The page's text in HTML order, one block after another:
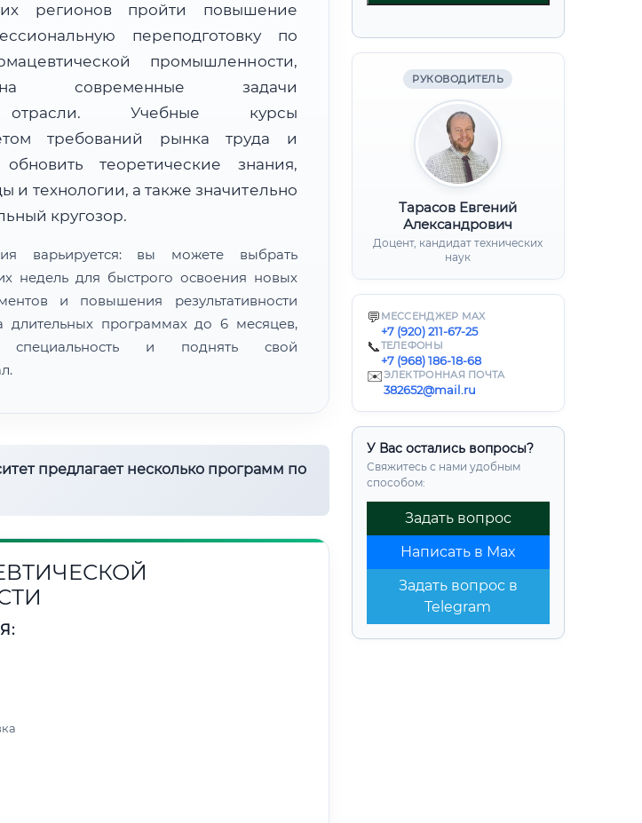
РУКОВОДИТЕЛЬ
Тарасов Евгений
Александрович
Доцент, кандидат технических
наук
💬 МЕССЕНДЖЕР MAX
+7 (920) 211-67-25
📞ТЕЛЕФОНЫ
+7 (968) 186-18-68
✉️ЭЛЕКТРОННАЯ ПОЧТА
382652@mail.ru
У Вас остались вопросы?
Свяжитесь с нами удобным
способом:
Задать вопрос
Написать в Max
Задать вопрос в
Telegram
регионов пройти повышение
переподготовку по
промышленности,
на современные задачи
отрасли. Учебные курсы
требований рынка труда и
теоретические знания,
и технологии, а также значительно
кругозор.
варьируется: вы можете выбрать
недель для быстрого освоения новых
и повышения результативности
длительных программах до 6 месяцев,
и поднять свой
предлагает несколько программ по